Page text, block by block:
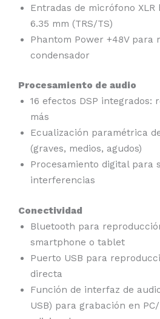
Entradas de micrófono
6.35 mm (TRS/TS)
Phantom Power +48V para
condensador
Procesamiento de audio
16 efectos DSP integrados:
más
Ecualización paramétrica
(graves, medios, agudos)
Procesamiento digital para
interferencias
Conectividad
Bluetooth para
smartphone o tablet
Puerto USB para
directa
Función de interfaz de
USB) para grabación en